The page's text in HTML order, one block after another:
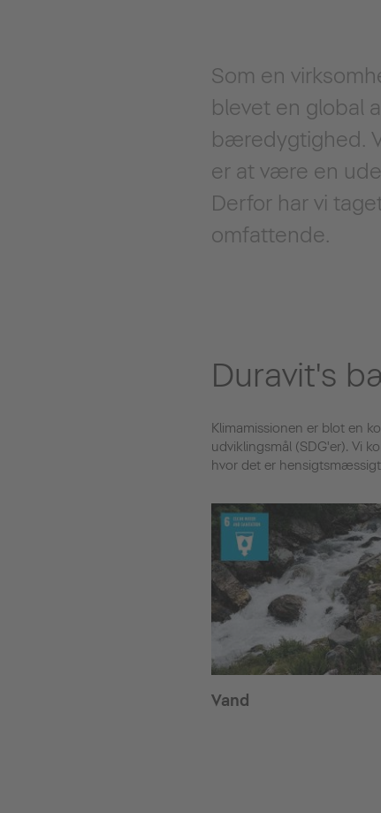
Som en
blevet en global
bæredygtighed.
er at være en
Derfor har vi
omfattende.
Duravit's
Klimamissionen er blot en
udviklingsmål (SDG'er). Vi
hvor det er
Vand